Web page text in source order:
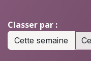
Classer par :
Cette semaine